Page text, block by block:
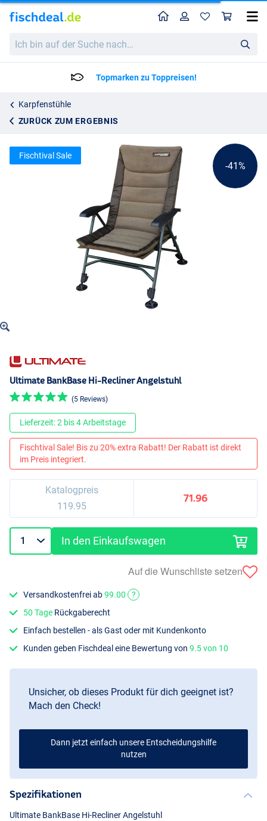
bin
HomeProfil
Lieferzeit: 2 bis 4
Karpfenstühle
ZURÜCK ZUM ERGEBNIS
Ultimate BankBase Hi-Recliner Angelstuhl
119.95
-41%
Fischtival Sale
Ultimate BankBase Hi-Recliner Angelstuhl
(5 Reviews)
Lieferzeit: 2 bis 4 Arbeitstage
Fischtival Sale! Bis zu 20% extra Rabatt! Der Rabatt ist direkt
im Preis integriert.
Katalogpreis
119.95
71.96
In den Einkaufswagen
Auf die Wunschliste setzen
Versandkostenfrei ab99.00
?
50 Tage Rückgaberecht
Einfach bestellen - als Gast oder mit Kundenkonto
Kunden geben Fischdeal eine Bewertung von9.5 von 10
Unsicher, ob dieses Produkt für dich geeignet ist?
Mach den Check!
Dann jetzt einfach unsere Entscheidungshilfe
nutzen
Spezifikationen
Ultimate BankBase Hi-Recliner Angelstuhl